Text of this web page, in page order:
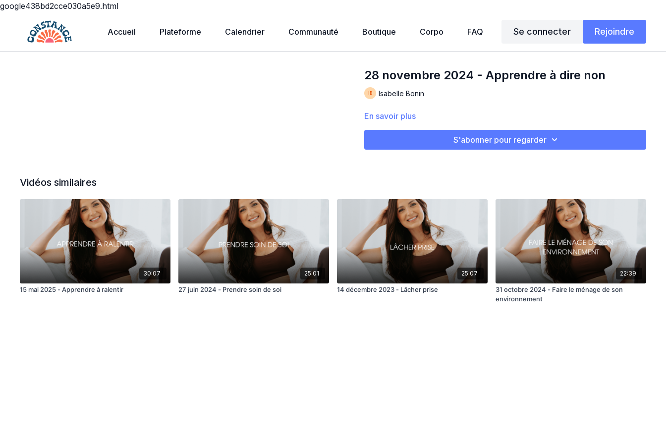
google438bd2cce030a5e9.html
Accueil Plateforme Calendrier Communauté Boutique Corpo FAQ Se connecter Rejoindre
28 novembre 2024 - Apprendre à dire non
Isabelle Bonin
En savoir plus
S'abonner pour regarder
Vidéos similaires
30:07
15 mai 2025 - Apprendre à ralentir
25:01
27 juin 2024 - Prendre soin de soi
25:07
14 décembre 2023 - Lâcher prise
22:39
31 octobre 2024 - Faire le ménage de son
environnement